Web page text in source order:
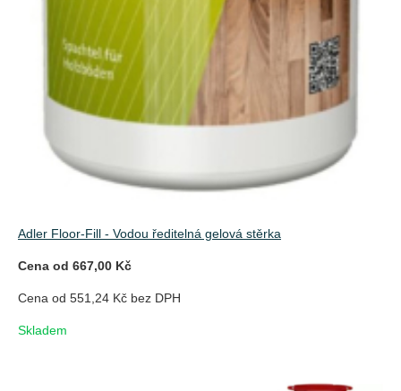
Adler Floor-Fill - Vodou ředitelná gelová stěrka
Cena od 667,00 Kč
Cena od 551,24 Kč bez DPH
Skladem